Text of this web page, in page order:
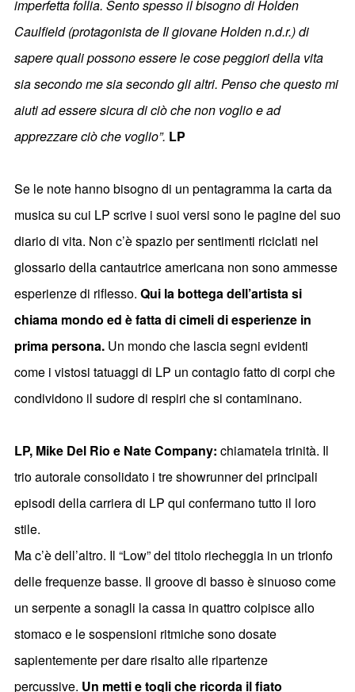
imperfetta follia. Sento spesso il bisogno di Holden
Caulfield (protagonista de Il giovane Holden n.d.r.) di
sapere quali possono essere le cose peggiori della vita
sia secondo me sia secondo gli altri. Penso che questo mi
aiuti ad essere sicura di ciò che non voglio e ad
apprezzare ciò che voglio”. LP
Se le note hanno bisogno di un pentagramma la carta da
musica su cui LP scrive i suoi versi sono le pagine del suo
diario di vita. Non c’è spazio per sentimenti riciclati nel
glossario della cantautrice americana non sono ammesse
esperienze di riflesso. Qui la bottega dell’artista si
chiama mondo ed è fatta di cimeli di esperienze in
prima persona. Un mondo che lascia segni evidenti
come i vistosi tatuaggi di LP un contagio fatto di corpi che
condividono il sudore di respiri che si contaminano.
LP, Mike Del Rio e Nate Company: chiamatela trinità. Il
trio autorale consolidato i tre showrunner dei principali
episodi della carriera di LP qui confermano tutto il loro
stile.
Ma c’è dell’altro. Il “Low” del titolo riecheggia in un trionfo
delle frequenze basse. Il groove di basso è sinuoso come
un serpente a sonagli la cassa in quattro colpisce allo
stomaco e le sospensioni ritmiche sono dosate
sapientemente per dare risalto alle ripartenze
percussive. Un metti e togli che ricorda il fiato